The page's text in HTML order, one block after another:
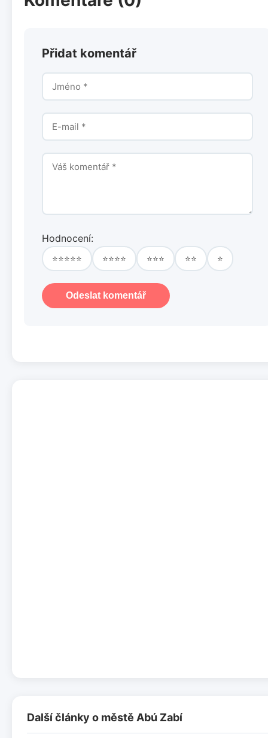
Přidat komentář
Hodnocení:
⭐⭐⭐⭐⭐ ⭐⭐⭐⭐ ⭐⭐⭐ ⭐⭐ ⭐
Odeslat komentář
Další články o městě Abú Zabí